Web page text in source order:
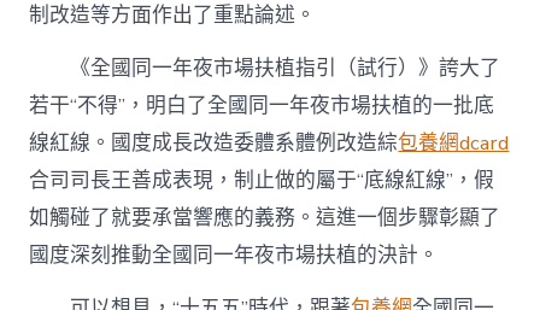
制改造等方面作出了重點論述。
《全國同一年夜市場扶植指引（試行）》誇大了
若干“不得”，明白了全國同一年夜市場扶植的一批底
線紅線。國度成長改造委體系體例改造綜包養網dcard
合司司長王善成表現，制止做的屬于“底線紅線”，假
如觸碰了就要承當響應的義務。這進一個步驟彰顯了
國度深刻推動全國同一年夜市場扶植的決計。